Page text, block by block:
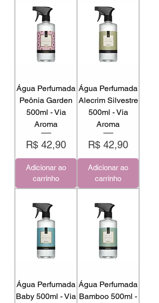
Água Perfumada
Peônia Garden
500ml - Via
Aroma
Preço
R$ 42,90
Adicionar ao
carrinho
Água Perfumada
Alecrim Silvestre
500ml - Via
Aroma
Preço
R$ 42,90
Adicionar ao
carrinho
Água Perfumada
Baby 500ml - Via
Água Perfumada
Bamboo 500ml -